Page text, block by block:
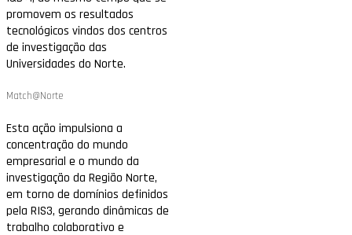
promovem os resultados
tecnológicos vindos dos centros
de investigação das
Universidades do Norte.
Match@Norte
Esta ação impulsiona a
concentração do mundo
empresarial e o mundo da
investigação da Região Norte,
em torno de domínios definidos
pela RIS3, gerando dinâmicas de
trabalho colaborativo e